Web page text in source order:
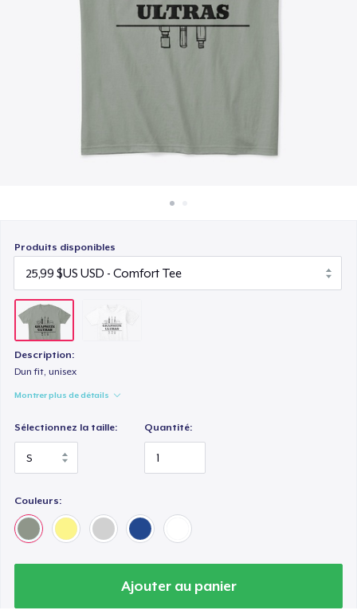
Vendez partout
Produits disponibles
Description:
Dun fit, unisex
Montrer plus de détails
Sélectionnez la taille: Quantité:
Couleurs:
Ajouter au panier